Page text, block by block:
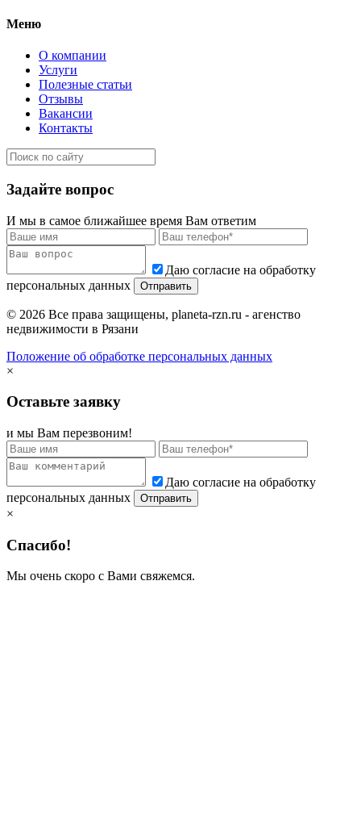
Меню
О компании
Услуги
Полезные статьи
Отзывы
Вакансии
Контакты
Задайте вопрос
И мы в самое ближайшее время Вам ответим
Даю согласие на обработку
персональных данных
© 2026 Все права защищены, planeta-rzn.ru - агенство
недвижимости в Рязани
Положение об обработке персональных данных
×
Оставьте заявку
и мы Вам перезвоним!
Даю согласие на обработку
персональных данных
×
Спасибо!
Мы очень скоро с Вами свяжемся.